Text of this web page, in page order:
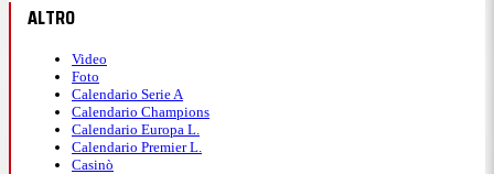
ALTRO
Video
Foto
Calendario Serie A
Calendario Champions
Calendario Europa L.
Calendario Premier L.
Casinò